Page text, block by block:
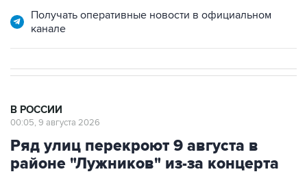
Получать оперативные новости в официальном
канале
В РОССИИ
00:05, 9 августа 2026
Ряд улиц перекроют 9 августа в
районе "Лужников" из-за концерта